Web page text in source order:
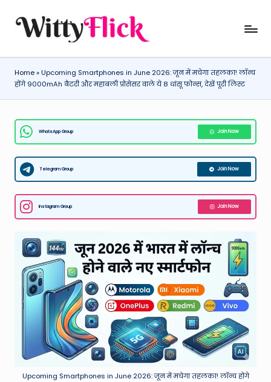
W
it
ty
Fl
ic
k:
L
a
t
e
st
W
e
a
er
WittyFlick:
Tech
News
Around
World
Home»Upcoming Smartphones in June 2026: जून में मचेगा तहलका! लॉन्च
होंगे 9000mAh बैटरी और महाबली प्रोसेसर वाले ये 8 धांसू फोन्स, देखें पूरी लिस्ट
WhatsApp Group Join Now
Telegram Group Join Now
Instagram Group Join Now
Upcoming Smartphones in June 2026: जून में मचेगा तहलका! लॉन्च होंगे